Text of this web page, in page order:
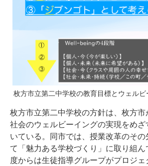
枚方市立第二中学校の教育目標とウェル
枚方市立第二中学校の方針は、枚方市
社会のウェルビーイングの実現をめ
いている。同市では、授業改革のその
て「魅力ある学校づくり」に取り組
度からは生徒指導グループがプロジ